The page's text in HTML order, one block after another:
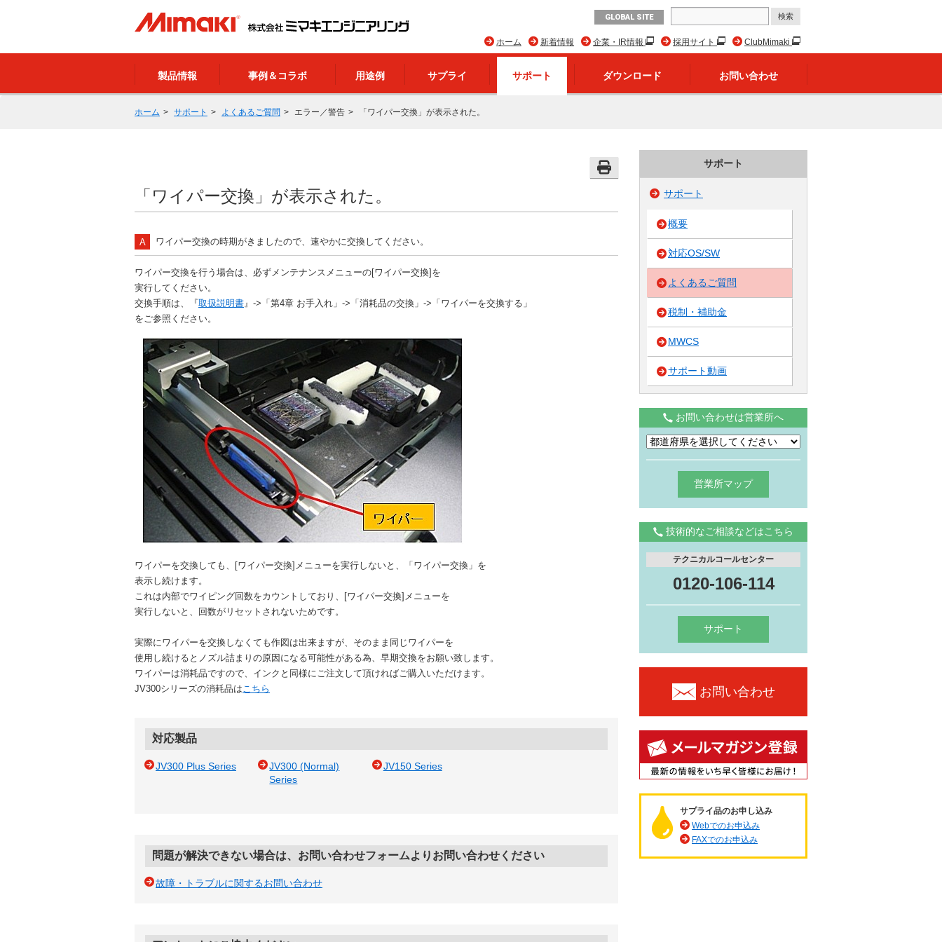
GLOBAL SITE
ClubMimaki
採用サイト
企業・IR情報
新着情報
ホーム
製品情報 事例＆コラボ 用途例 サプライ サポート ダウンロード お問い合わせ
ホーム サポート よくあるご質問 エラー／警告 「ワイパー交換」が表示された。
「ワイパー交換」が表示された。
ワイパー交換の時期がきましたので、速やかに交換してください。
ワイパー交換を行う場合は、必ずメンテナンスメニューの[ワイパー交換]を
実行してください。
交換手順は、『取扱説明書』->「第4章 お手入れ」->「消耗品の交換」->「ワイパーを交換する」
をご参照ください。
ワイパーを交換しても、[ワイパー交換]メニューを実行しないと、「ワイパー交換」を
表示し続けます。
これは内部でワイピング回数をカウントしており、[ワイパー交換]メニューを
実行しないと、回数がリセットされないためです。
実際にワイパーを交換しなくても作図は出来ますが、そのまま同じワイパーを
使用し続けるとノズル詰まりの原因になる可能性がある為、早期交換をお願い致します。
ワイパーは消耗品ですので、インクと同様にご注文して頂ければご購入いただけます。
JV300シリーズの消耗品はこちら
対応製品
JV300 Plus Series
JV300 (Normal)
Series
JV150 Series
問題が解決できない場合は、お問い合わせフォームよりお問い合わせください
故障・トラブルに関するお問い合わせ
サポート
サポート
概要
対応OS/SW
よくあるご質問
税制・補助金
MWCS
サポート動画
お問い合わせは営業所へ
営業所マップ
技術的なご相談などはこちら
テクニカルコールセンター
0120-106-114
サポート
お問い合わせ
サプライ品のお申し込み
Webでのお申込み
FAXでのお申込み